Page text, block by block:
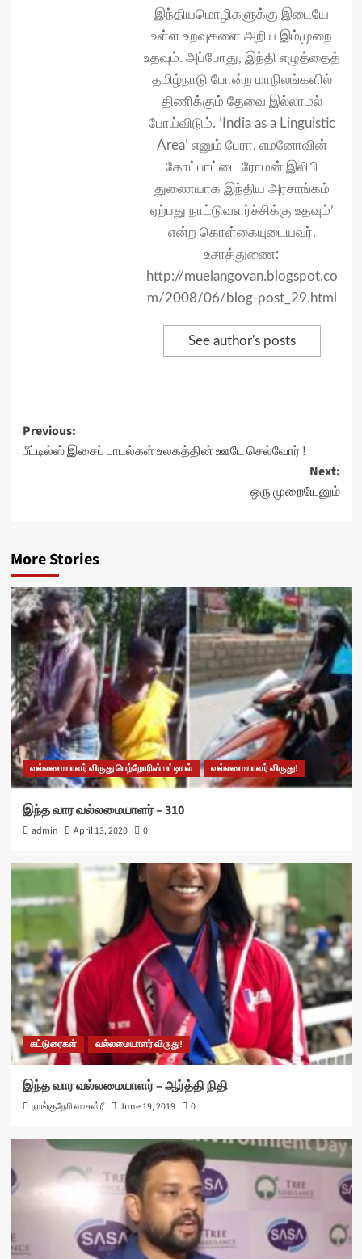
இந்தியமொழிகளுக்கு இடையே
உள்ள உறவுகளை அறிய இம்முறை
உதவும். அப்போது, இந்தி எழுத்தைத்
தமிழ்நாடு போன்ற மாநிலங்களில்
திணிக்கும் தேவை இல்லாமல்
போய்விடும். ’India as a Linguistic
Area’ எனும் பேரா. எமனோவின்
கோட்பாட்டை ரோமன் இலிபி
துணையாக இந்திய அரசாங்கம்
ஏற்பது நாட்டுவளர்ச்சிக்கு உதவும்’
என்ற கொள்கையுடையவர்.
உசாத்துணை:
http://muelangovan.blogspot.co
m/2008/06/blog-post_29.html
See author's posts
Post
navigation
Previous:
பீட்டில்ஸ் இசைப் பாடல்கள் உலகத்தின் ஊடே செல்வோர் !
Next:
ஒரு முறையேனும்
More Stories
வல்லமையாளர் விருது பெற்றோரின் பட்டியல் வல்லமையாளர் விருது!
இந்த வார வல்லமையாளர் – 310
admin April 13, 2020 0
கட்டுரைகள் வல்லமையாளர் விருது!
இந்த வார வல்லமையாளர் – ஆர்த்தி நிதி
நாங்குநேரி வாசஸ்ரீ June 19, 2019 0